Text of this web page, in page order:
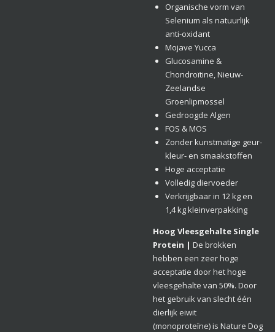
Organische vorm van
Selenium als natuurlijk
anti-oxidant
Mojave Yucca
Glucosamine &
Chondroïtine, Nieuw-
Zeelandse
Groenlipmossel
Gedroogde Algen
FOS & MOS
Zonder kunstmatige geur-
kleur- en smaakstoffen
Hoge acceptatie
Volledig diervoeder
Verkrijgbaar in 12 kg en
1,4 kg kleinverpakking
Hoog Vleesgehalte Single
Protein | De brokken
hebben een zeer hoge
acceptatie door het hoge
vleesgehalte van 50%. Door
het gebruik van slecht één
dierlijk eiwit
(monoproteïne) is Nature Dog